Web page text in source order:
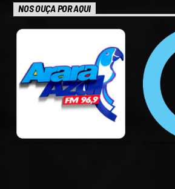
NOS OUÇA POR AQUI